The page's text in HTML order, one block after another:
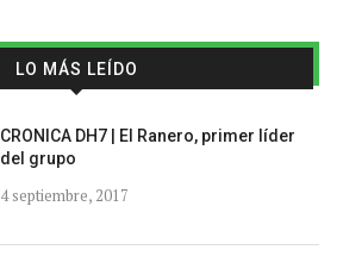
LO MÁS LEÍDO
CRONICA DH7 | El Ranero, primer líder
del grupo
4 septiembre, 2017